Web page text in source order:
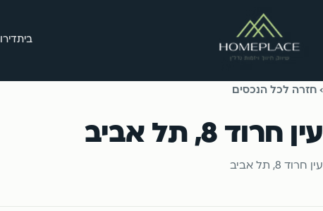
בית
› חזרה לכל הנכסים
עין חרוד 8, תל אביב
עין חרוד 8, תל אביב